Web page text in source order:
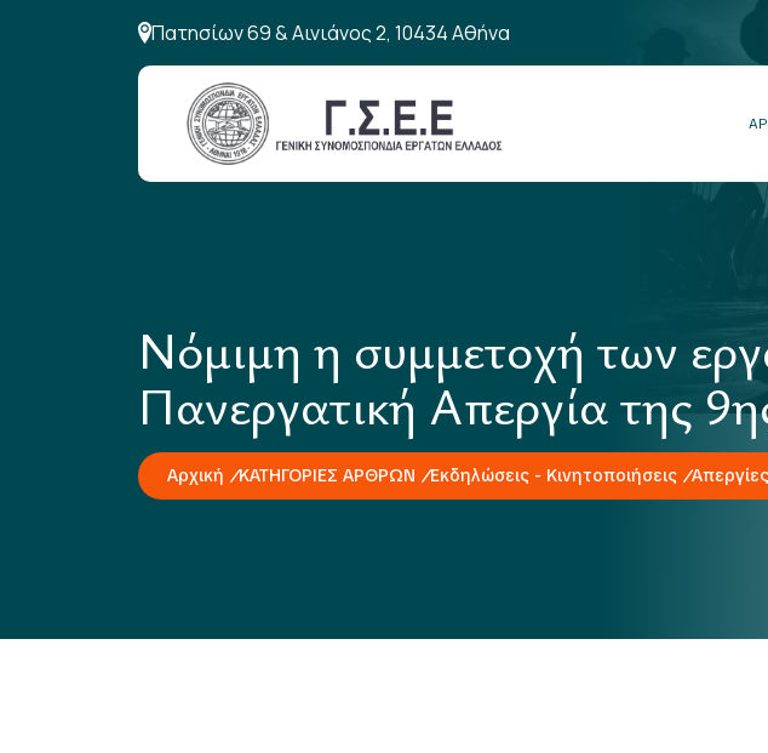
Πατησίων 69 & Αινιάνος 2, 10434 Αθήνα
Νόμιμη η συμμετοχή των
Πανεργατική Απεργία της
Αρχική ΚΑΤΗΓΟΡΙΕΣ ΑΡΘΡΩΝ Εκδηλώσεις - Κινητοποιήσεις